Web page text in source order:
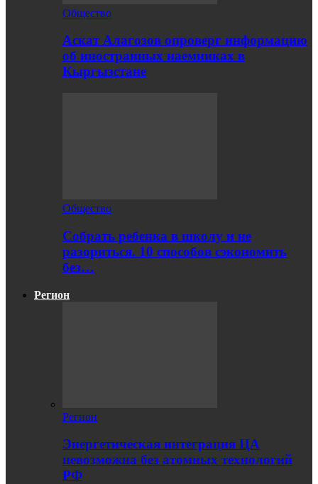
Общество
Аскат Алагозов опроверг информацию
об иностранных наемниках в
Кыргызстане
Общество
Собрать ребенка в школу и не
разориться. 10 способов сэкономить
без…
Регион
Регион
Энергетическая интеграция ЦА
невозможна без атомных технологий
РФ